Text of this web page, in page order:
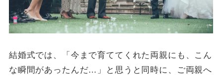
結婚式では、「今まで育ててくれた両親にも、こん
な瞬間があったんだ…」と思うと同時に、ご両親へ